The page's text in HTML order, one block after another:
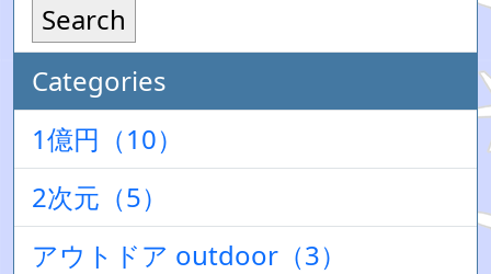
Search
Categories
1億円（10）
2次元（5）
アウトドア outdoor（3）